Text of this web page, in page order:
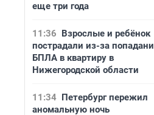
еще три года
11:36 Взрослые и ребёнок
пострадали из-за
БПЛА в квартиру в
Нижегородской области
11:34 Петербург пережил
аномальную ночь